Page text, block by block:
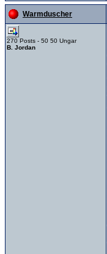
Warmduscher
270 Posts - 50 50 Ungar
B. Jordan